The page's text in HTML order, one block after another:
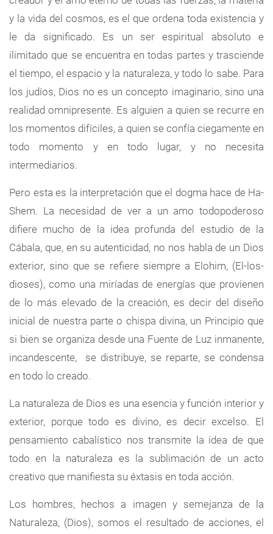
y la vida del cosmos, es el que ordena toda existencia y
le da significado. Es un ser espiritual absoluto e
ilimitado que se encuentra en todas partes y trasciende
el tiempo, el espacio y la naturaleza, y todo lo sabe. Para
los judíos, Dios no es un concepto imaginario, sino una
realidad omnipresente. Es alguien a quien se recurre en
los momentos difíciles, a quien se confía ciegamente en
todo momento y en todo lugar, y no necesita
intermediarios.
Pero esta es la interpretación que el dogma hace de Ha-
Shem. La necesidad de ver a un amo todopoderoso
difiere mucho de la idea profunda del estudio de la
Cábala, que, en su autenticidad, no nos habla de un Dios
exterior, sino que se refiere siempre a Elohim, (El-los-
dioses), como una miríadas de energías que provienen
de lo más elevado de la creación, es decir del diseño
inicial de nuestra parte o chispa divina, un Principio que
si bien se organiza desde una Fuente de Luz inmanente,
incandescente, se distribuye, se reparte, se condensa
en todo lo creado.
La naturaleza de Dios es una esencia y función interior y
exterior, porque todo es divino, es decir excelso. El
pensamiento cabalístico nos transmite la idea de que
todo en la naturaleza es la sublimación de un acto
creativo que manifiesta su éxtasis en toda acción.
Los hombres, hechos a imagen y semejanza de la
Naturaleza, (Dios), somos el resultado de acciones, el